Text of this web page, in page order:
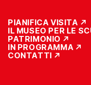
PIANIFICA VISITA
IL MUSEO PER LE
PATRIMONIO
IN PROGRAMMA
CONTATTI